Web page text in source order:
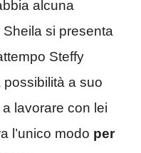
alcuna
si presenta
Steffy
a suo
lavorare con lei
l’unico modo per